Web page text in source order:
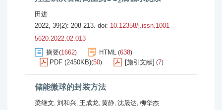
田进
2022, 39(2): 208-213. doi: 10.12358/j.issn.1001-
5620.2022.02.013
摘要(1662) HTML (638)
PDF (2450KB)(50) [施引文献] (7)
储能微球的封装方法
梁继文, 刘和兴, 王成龙, 黄静, 沈晟达, 柳华杰